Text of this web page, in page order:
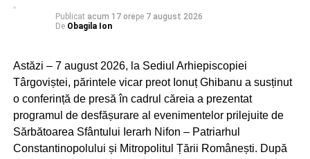
Publicat acum 17 orepe 7 august 2026
De Obagila Ion
Astăzi – 7 august 2026, la Sediul Arhiepiscopiei
Târgoviștei, părintele vicar preot Ionuț Ghibanu a susținut
o conferință de presă în cadrul căreia a prezentat
programul de desfășurare al evenimentelor prilejuite de
Sărbătoarea Sfântului Ierarh Nifon – Patriarhul
Constantinopolului și Mitropolitul Țării Românești. După